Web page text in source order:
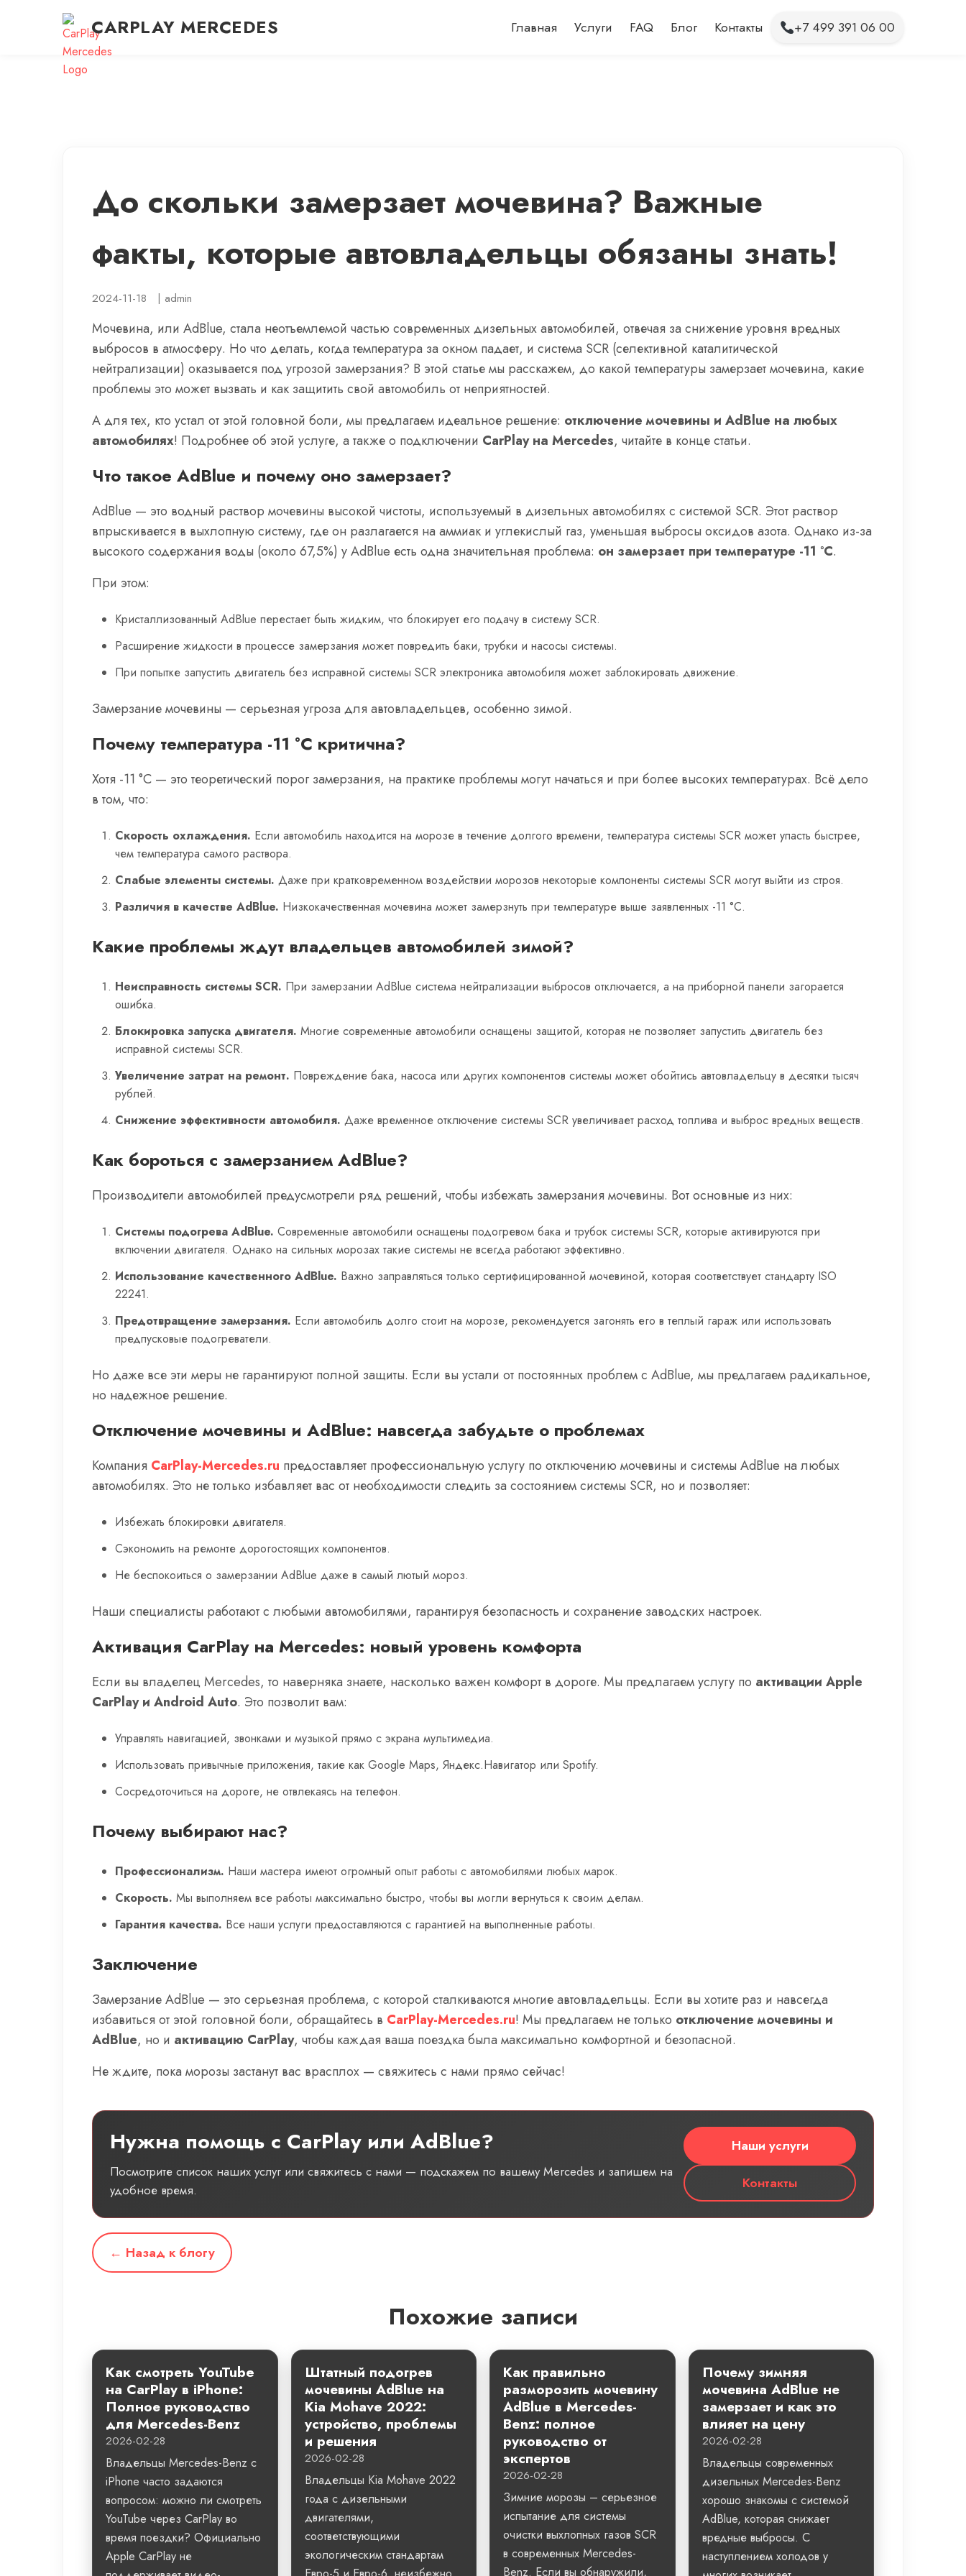
CARPLAY MERCEDES Главная Услуги FAQ Блог Контакты +7 499 391 06 00
До скольки замерзает мочевина? Важные
факты, которые автовладельцы обязаны знать!
2024-11-18 | admin
Мочевина, или AdBlue, стала неотъемлемой частью современных дизельных автомобилей, отвечая за снижение уровня вредных
выбросов в атмосферу. Но что делать, когда температура за окном падает, и система SCR (селективной каталитической
нейтрализации) оказывается под угрозой замерзания? В этой статье мы расскажем, до какой температуры замерзает мочевина, какие
проблемы это может вызвать и как защитить свой автомобиль от неприятностей.
А для тех, кто устал от этой головной боли, мы предлагаем идеальное решение: отключение мочевины и AdBlue на любых
автомобилях! Подробнее об этой услуге, а также о подключении CarPlay на Mercedes, читайте в конце статьи.
Что такое AdBlue и почему оно замерзает?
AdBlue — это водный раствор мочевины высокой чистоты, используемый в дизельных автомобилях с системой SCR. Этот раствор
впрыскивается в выхлопную систему, где он разлагается на аммиак и углекислый газ, уменьшая выбросы оксидов азота. Однако из-за
высокого содержания воды (около 67,5%) у AdBlue есть одна значительная проблема: он замерзает при температуре -11 °C.
При этом:
Кристаллизованный AdBlue перестает быть жидким, что блокирует его подачу в систему SCR.
Расширение жидкости в процессе замерзания может повредить баки, трубки и насосы системы.
При попытке запустить двигатель без исправной системы SCR электроника автомобиля может заблокировать движение.
Замерзание мочевины — серьезная угроза для автовладельцев, особенно зимой.
Почему температура -11 °C критична?
Хотя -11 °C — это теоретический порог замерзания, на практике проблемы могут начаться и при более высоких температурах. Всё дело
в том, что:
Скорость охлаждения. Если автомобиль находится на морозе в течение долгого времени, температура системы SCR может упасть быстрее,
чем температура самого раствора.
Слабые элементы системы. Даже при кратковременном воздействии морозов некоторые компоненты системы SCR могут выйти из строя.
Различия в качестве AdBlue. Низкокачественная мочевина может замерзнуть при температуре выше заявленных -11 °C.
Какие проблемы ждут владельцев автомобилей зимой?
Неисправность системы SCR. При замерзании AdBlue система нейтрализации выбросов отключается, а на приборной панели загорается
ошибка.
Блокировка запуска двигателя. Многие современные автомобили оснащены защитой, которая не позволяет запустить двигатель без
исправной системы SCR.
Увеличение затрат на ремонт. Повреждение бака, насоса или других компонентов системы может обойтись автовладельцу в десятки тысяч
рублей.
Снижение эффективности автомобиля. Даже временное отключение системы SCR увеличивает расход топлива и выброс вредных веществ.
Как бороться с замерзанием AdBlue?
Производители автомобилей предусмотрели ряд решений, чтобы избежать замерзания мочевины. Вот основные из них:
Системы подогрева AdBlue. Современные автомобили оснащены подогревом бака и трубок системы SCR, которые активируются при
включении двигателя. Однако на сильных морозах такие системы не всегда работают эффективно.
Использование качественного AdBlue. Важно заправляться только сертифицированной мочевиной, которая соответствует стандарту ISO
22241.
Предотвращение замерзания. Если автомобиль долго стоит на морозе, рекомендуется загонять его в теплый гараж или использовать
предпусковые подогреватели.
Но даже все эти меры не гарантируют полной защиты. Если вы устали от постоянных проблем с AdBlue, мы предлагаем радикальное,
но надежное решение.
Отключение мочевины и AdBlue: навсегда забудьте о проблемах
Компания CarPlay-Mercedes.ru предоставляет профессиональную услугу по отключению мочевины и системы AdBlue на любых
автомобилях. Это не только избавляет вас от необходимости следить за состоянием системы SCR, но и позволяет:
Избежать блокировки двигателя.
Сэкономить на ремонте дорогостоящих компонентов.
Не беспокоиться о замерзании AdBlue даже в самый лютый мороз.
Наши специалисты работают с любыми автомобилями, гарантируя безопасность и сохранение заводских настроек.
Активация CarPlay на Mercedes: новый уровень комфорта
Если вы владелец Mercedes, то наверняка знаете, насколько важен комфорт в дороге. Мы предлагаем услугу по активации Apple
CarPlay и Android Auto. Это позволит вам:
Управлять навигацией, звонками и музыкой прямо с экрана мультимедиа.
Использовать привычные приложения, такие как Google Maps, Яндекс.Навигатор или Spotify.
Сосредоточиться на дороге, не отвлекаясь на телефон.
Почему выбирают нас?
Профессионализм. Наши мастера имеют огромный опыт работы с автомобилями любых марок.
Скорость. Мы выполняем все работы максимально быстро, чтобы вы могли вернуться к своим делам.
Гарантия качества. Все наши услуги предоставляются с гарантией на выполненные работы.
Заключение
Замерзание AdBlue — это серьезная проблема, с которой сталкиваются многие автовладельцы. Если вы хотите раз и навсегда
избавиться от этой головной боли, обращайтесь в CarPlay-Mercedes.ru! Мы предлагаем не только отключение мочевины и
AdBlue, но и активацию CarPlay, чтобы каждая ваша поездка была максимально комфортной и безопасной.
Не ждите, пока морозы застанут вас врасплох — свяжитесь с нами прямо сейчас!
Нужна помощь с CarPlay или AdBlue?
Посмотрите список наших услуг или свяжитесь с нами — подскажем по вашему Mercedes и запишем на
удобное время.
Наши услуги
Контакты
← Назад к блогу
Похожие записи
Как смотреть YouTube
на CarPlay в iPhone:
Полное руководство
для Mercedes-Benz
2026-02-28
Владельцы Mercedes-Benz с
iPhone часто задаются
вопросом: можно ли смотреть
YouTube через CarPlay во
время поездки? Официально
Apple CarPlay не
Штатный подогрев
мочевины AdBlue на
Kia Mohave 2022:
устройство, проблемы
и решения
2026-02-28
Владельцы Kia Mohave 2022
года с дизельными
двигателями,
соответствующими
экологическим стандартам
Как правильно
разморозить мочевину
AdBlue в Mercedes-
Benz: полное
руководство от
экспертов
2026-02-28
Зимние морозы – серьезное
испытание для системы
очистки выхлопных газов SCR
в современных Mercedes-
Benz. Если вы обнаружили,
Почему зимняя
мочевина AdBlue не
замерзает и как это
влияет на цену
2026-02-28
Владельцы современных
дизельных Mercedes-Benz
хорошо знакомы с системой
AdBlue, которая снижает
вредные выбросы. С
наступлением холодов у